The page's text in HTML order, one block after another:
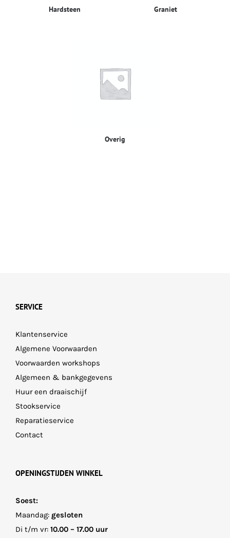
Hardsteen Graniet
Overig
SERVICE
Klantenservice
Algemene Voorwaarden
Voorwaarden workshops
Algemeen & bankgegevens
Huur een draaischijf
Stookservice
Reparatieservice
Contact
OPENINGSTIJDEN WINKEL
Soest:
Maandag: gesloten
Di t/m vr: 10.00 – 17.00 uur